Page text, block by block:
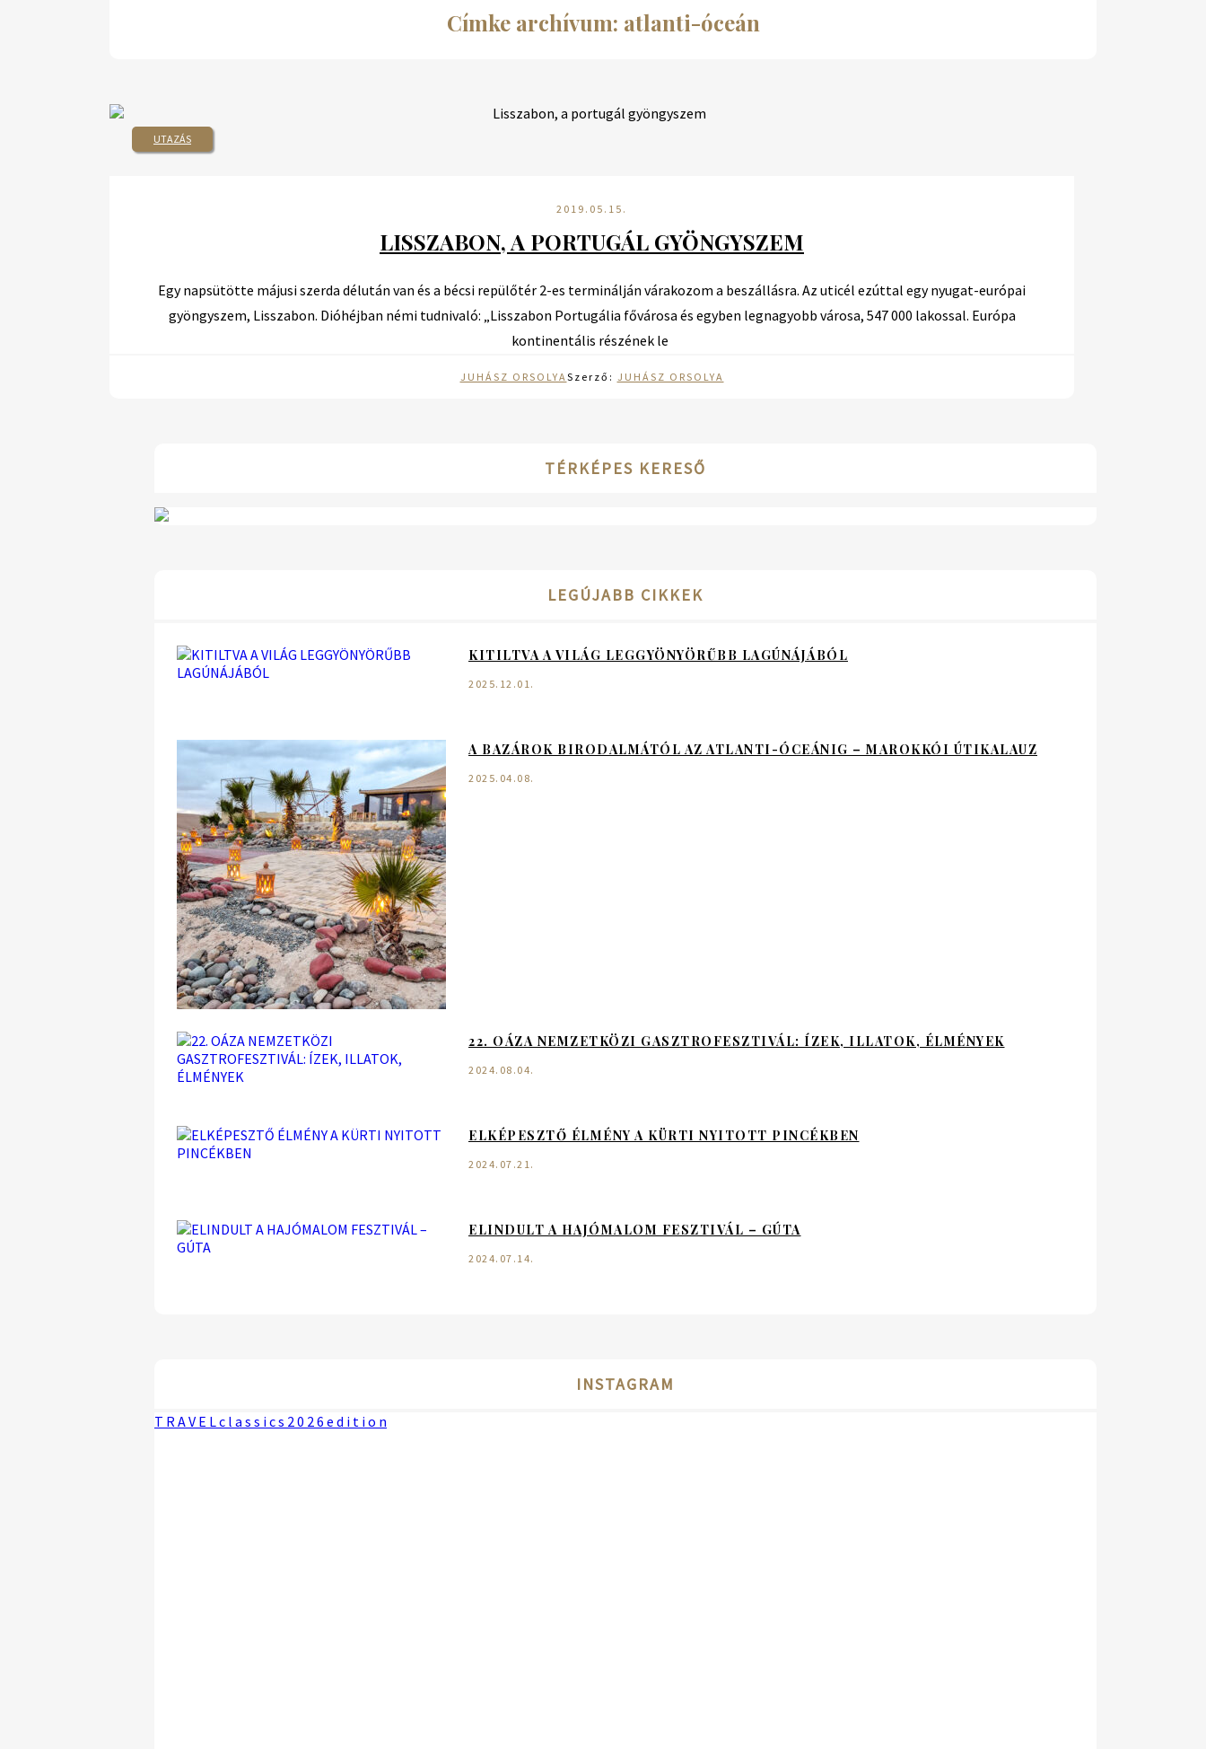
Címke archívum: atlanti-óceán
UTAZÁS
2019.05.15.
LISSZABON, A PORTUGÁL GYÖNGYSZEM
Egy napsütötte májusi szerda délután van és a bécsi repülőtér 2-es terminálján várakozom a beszállásra. Az uticél ezúttal egy nyugat-európai
gyöngyszem, Lisszabon. Dióhéjban némi tudnivaló: „Lisszabon Portugália fővárosa és egyben legnagyobb városa, 547 000 lakossal. Európa
kontinentális részének le
JUHÁSZ ORSOLYASzerző: JUHÁSZ ORSOLYA
TÉRKÉPES KERESŐ
LEGÚJABB CIKKEK
KITILTVA A VILÁG LEGGYÖNYÖRŰBB LAGÚNÁJÁBÓL
2025.12.01.
A BAZÁROK BIRODALMÁTÓL AZ ATLANTI-ÓCEÁNIG – MAROKKÓI ÚTIKALAUZ
2025.04.08.
22. OÁZA NEMZETKÖZI GASZTROFESZTIVÁL: ÍZEK, ILLATOK, ÉLMÉNYEK
2024.08.04.
ELKÉPESZTŐ ÉLMÉNY A KÜRTI NYITOTT PINCÉKBEN
2024.07.21.
ELINDULT A HAJÓMALOM FESZTIVÁL – GÚTA
2024.07.14.
INSTAGRAM
T R A V E L c l a s s i c s 2 0 2 6 e d i t i o n